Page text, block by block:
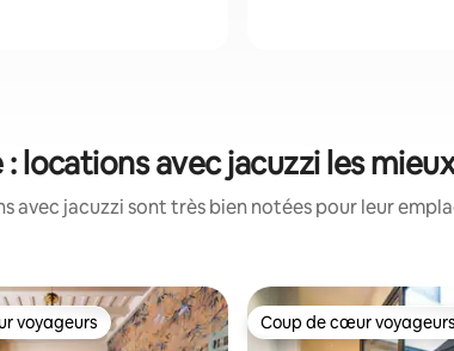
: locations avec jacuzzi les
avec jacuzzi sont très bien notées pour leur
voyageurs
voyageurs Coup de cœur voyageurs
Coup de cœur voyageurs